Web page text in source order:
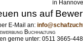
der 2024
eine
und